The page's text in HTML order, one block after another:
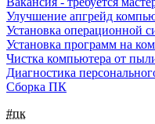
Улучшение апгрейд
Установка операционной
Установка программ на
Чистка компьютера от
Диагностика
Сборка ПК
#пк